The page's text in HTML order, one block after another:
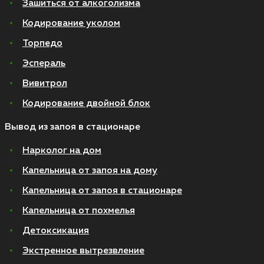
Зашиться от алкоголизма
Кодирование уколом
Торпедо
Эспераль
Вивитрол
Кодирование двойной блок
Вывод из запоя в стационаре
Нарколог на дом
Капельница от запоя на дому
Капельница от запоя в стационаре
Капельница от похмелья
Детоксикация
Экстренное вытрезвление